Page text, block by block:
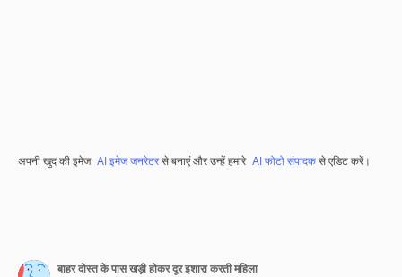
अपनी खुद की इमेज AI इमेज जनरेटरसे बनाएं और उन्हें हमारे AI फोटो संपादकसे एडिट करें।
बाहर दोस्त के पास खड़ी होकर दूर इशारा करती महिला